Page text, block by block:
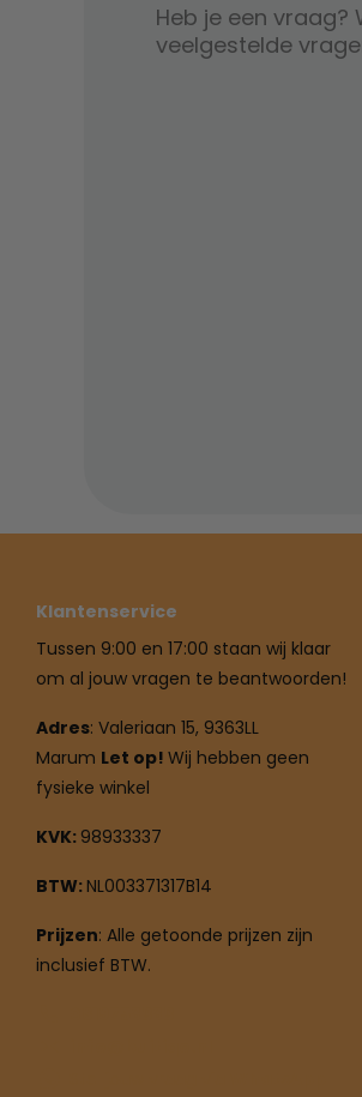
Heb je een
veelgestelde
Klantenservice
Tussen 9:00 en 17:00 staan wij klaar
om al jouw vragen te beantwoorden!
Adres: Valeriaan 15, 9363LL
Marum Let op! Wij hebben geen
fysieke winkel
KVK: 98933337
BTW:NL003371317B14
Prijzen: Alle getoonde prijzen zijn
inclusief BTW.